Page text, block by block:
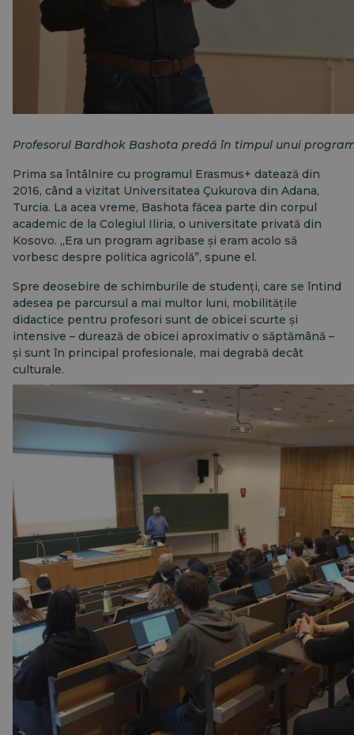
Profesorul Bardhok Bashota predă în timpul unui
Prima sa întâlnire cu programul Erasmus+ datează din
2016, când a vizitat Universitatea Çukurova din Adana,
Turcia. La acea vreme, Bashota făcea parte din corpul
academic de la Colegiul Iliria, o universitate privată din
Kosovo. „Era un program agribase și eram acolo să
vorbesc despre politica agricolă”, spune el.
Spre deosebire de schimburile de studenți, care se întind
adesea pe parcursul a mai multor luni, mobilitățile
didactice pentru profesori sunt de obicei scurte și
intensive – durează de obicei aproximativ o săptămână –
și sunt în principal profesionale, mai degrabă decât
culturale.